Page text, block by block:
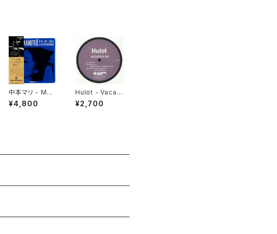
中本マリ - MAR
I NAKAMOTO
III "LP"
¥4,800
Hulot - Vacati
on EP "12"
¥2,700